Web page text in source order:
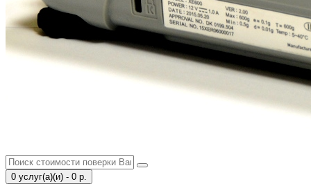
0 услуг(а)(и) - 0 р.